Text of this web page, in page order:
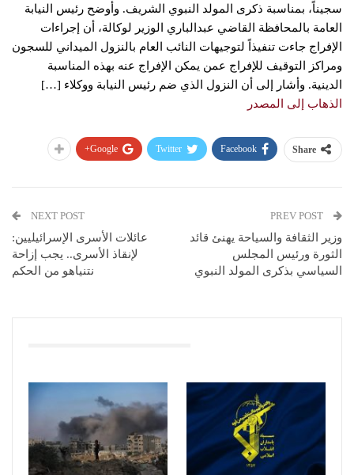
سجيناً، بمناسبة ذكرى المولد النبوي الشريف. وأوضح رئيس النيابة
العامة بالمحافظة القاضي عبدالباري الوزير لوكالة، أن إجراءات
الإفراج جاءت تنفيذاً لتوجيهات النائب العام بالنزول الميداني للسجون
ومراكز التوقيف للإفراج عمن يمكن الإفراج عنه بهذه المناسبة
الدينية. وأشار إلى أن النزول الذي ضم رئيس النيابة ووكلاء […]
الذهاب إلى المصدر
Share
Facebook
Twitter
Google+
وزير الثقافة والسياحة يهنئ قائد
الثورة ورئيس المجلس
السياسي بذكرى المولد النبوي
NEXT POST
عائلات الأسرى الإسرائيليين:
لإنقاذ الأسرى.. يجب إزاحة
نتنياهو من الحكم